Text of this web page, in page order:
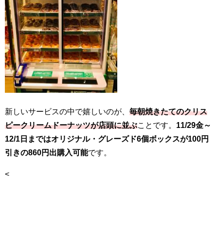
新しいサービスの中で嬉しいのが、 毎朝焼きたてのクリス
ピークリームドーナッツが店頭に並ぶことです。 11/29金～
12/1日まではオリジナル・グレーズド6個ボックスが100円
引きの860円出購入可能です。
<